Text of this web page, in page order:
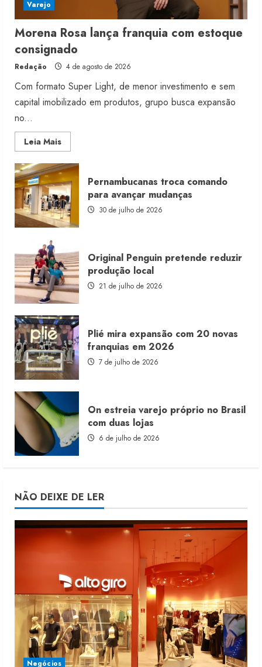
Varejo
Morena Rosa lança franquia com estoque
consignado
Redação 4 de agosto de 2026
Com formato Super Light, de menor investimento e sem
capital imobilizado em produtos, grupo busca expansão
no...
Leia MaisRead
more
Morena
Rosa
lança
franquia
com
estoque
consignado
Pernambucanas troca comando
para avançar mudanças
30 de julho de 2026
Original Penguin pretende reduzir
produção local
21 de julho de 2026
Plié mira expansão com 20 novas
franquias em 2026
7 de julho de 2026
On estreia varejo próprio no Brasil
com duas lojas
6 de julho de 2026
NÃO DEIXE DE LER
Negócios